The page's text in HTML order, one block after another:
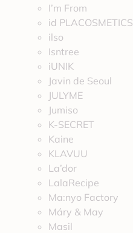
I’m From
id PLACOSMETICS
ilso
Isntree
iUNIK
Javin de Seoul
JULYME
Jumiso
K-SECRET
Kaine
KLAVUU
La’dor
LalaRecipe
Ma:nyo Factory
Máry & May
Masil